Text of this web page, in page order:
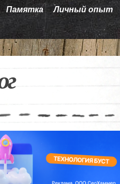
Памятка Личный опыт